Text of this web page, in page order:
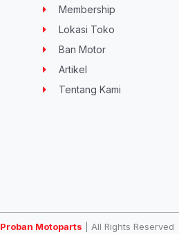
Membership
Lokasi Toko
Ban Motor
Artikel
Tentang Kami
Proban Motoparts | All Rights Reserved